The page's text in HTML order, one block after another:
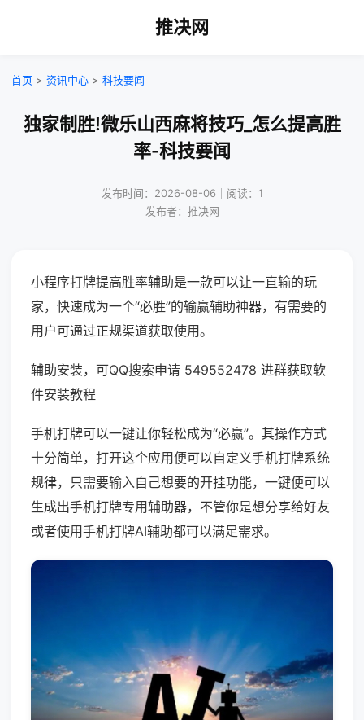
推决网
首页 > 资讯中心 > 科技要闻
独家制胜!微乐山西麻将技巧_怎么提高胜
率-科技要闻
发布时间：2026-08-06｜阅读：1
发布者：推决网
小程序打牌提高胜率辅助是一款可以让一直输的玩
家，快速成为一个“必胜”的输赢辅助神器，有需要的
用户可通过正规渠道获取使用。
辅助安装，可QQ搜索申请 549552478 进群获取软
件安装教程
手机打牌可以一键让你轻松成为“必赢”。其操作方式
十分简单，打开这个应用便可以自定义手机打牌系统
规律，只需要输入自己想要的开挂功能，一键便可以
生成出手机打牌专用辅助器，不管你是想分享给好友
或者使用手机打牌AI辅助都可以满足需求。